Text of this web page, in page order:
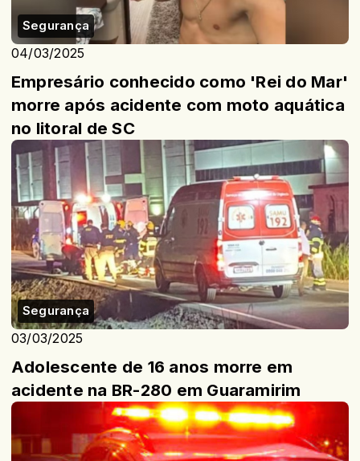
Segurança
04/03/2025
Empresário conhecido como 'Rei do Mar'
morre após acidente com moto aquática
no litoral de SC
Segurança
03/03/2025
Adolescente de 16 anos morre em
acidente na BR-280 em Guaramirim